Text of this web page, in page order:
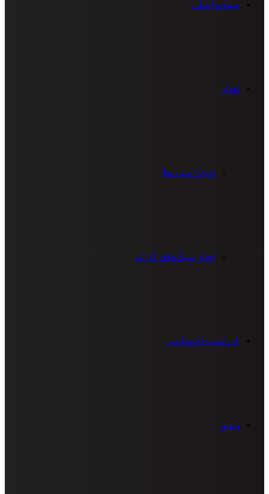
صفحه اصلی
اخبار
اخبار استان‌ها
اخبار سبک‌های کاراته
یادداشت اختصاصی
ویدیو